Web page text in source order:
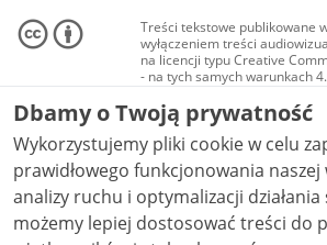
Treści tekstowe publikowane
wyłączeniem treści
na licencji typu Creative
- na tych samych warunkach
Materiały audiowizualne, w
audio i wideo, są
Creative Commons: uznanie
niekomercyjne - bez utworów
NC-ND 4.0), o ile nie jest to
Dbamy o Twoją prywatność
Wykorzystujemy pliki cookie w celu
prawidłowego funkcjonowania
analizy ruchu i optymalizacji działania strony.
możemy lepiej dostosować treści do